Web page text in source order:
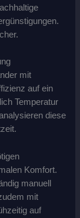
mit
auf ein
Temperatur
diese
Komfort.
manuell
mit
auf